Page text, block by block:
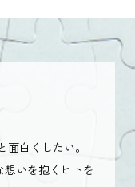
面白くしたい。
想いを抱くヒトを